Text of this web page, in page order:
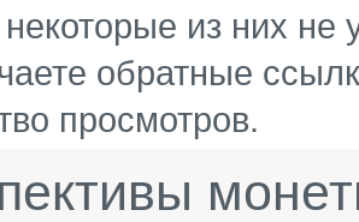
из них не
обратные
просмотров.